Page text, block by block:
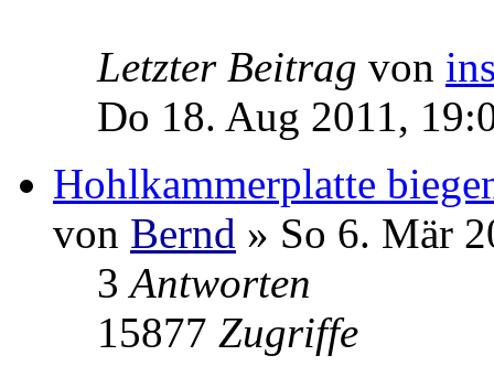
Letzter Beitrag von
Do 18. Aug 2011,
Hohlkammerplatte
von Bernd » So 6. Mär
3Antworten
15877 Zugriffe